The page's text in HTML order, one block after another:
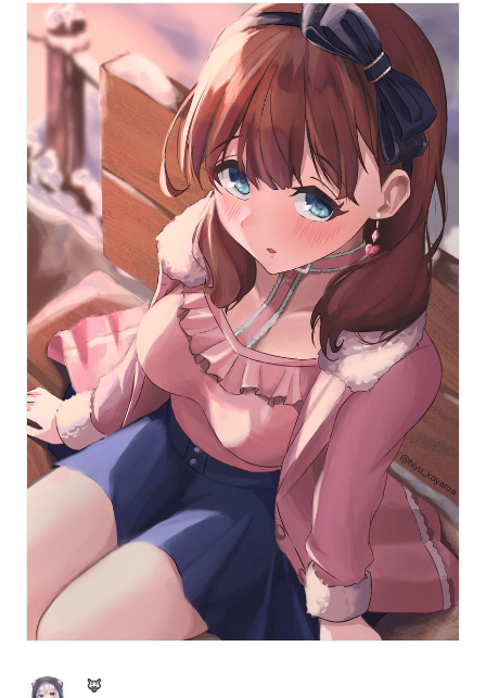
🦊